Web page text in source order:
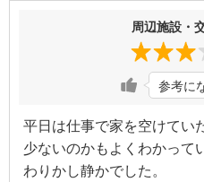
周辺施設・
参考に
平日は仕事で家を空けてい
少ないのかもよくわかって
わりかし静かでした。